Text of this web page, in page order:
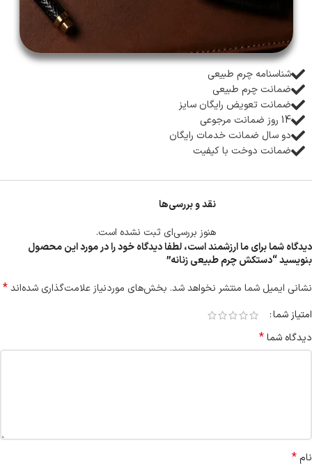
شناسنامه چرم طبیعی
ضمانت چرم طبیعی
ضمانت تعویض رایگان سایز
14 روز ضمانت مرجوعی
دو سال ضمانت خدمات رایگان
ضمانت دوخت با کیفیت
نقد و بررسی‌ها
هنوز بررسی‌ای ثبت نشده است.
دیدگاه شما برای ما ارزشمند است، لطفا دیدگاه خود را در مورد این محصول
بنویسید “دستکش چرم طبیعی زنانه”
نشانی ایمیل شما منتشر نخواهد شد. بخش‌های موردنیاز علامت‌گذاری شده‌اند*
امتیاز شما
دیدگاه شما*
نام*